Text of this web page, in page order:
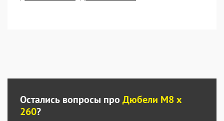
Остались вопросы про Дюбели М8 х
260?